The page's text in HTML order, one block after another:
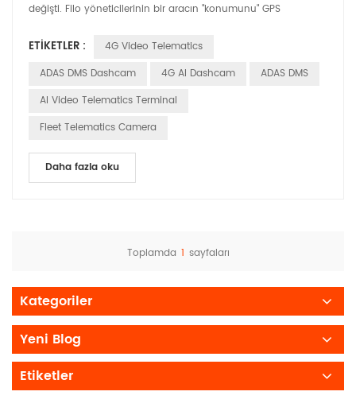
değişti. Filo yöneticilerinin bir aracın "konumunu" GPS
liderleri, yolu gerçek zamanlı olarak "görebilme" ve "analiz
edebilme" yeteneği talep ediyor. Geleneksel takip
ETIKETLER :
4G Video Telematics
ADAS DMS Dashcam
4G AI Dashcam
ADAS DMS
AI Video Telematics Terminal
Fleet Telematics Camera
Daha fazla oku
Toplamda 1 sayfaları
Kategoriler
Yeni Blog
Etiketler